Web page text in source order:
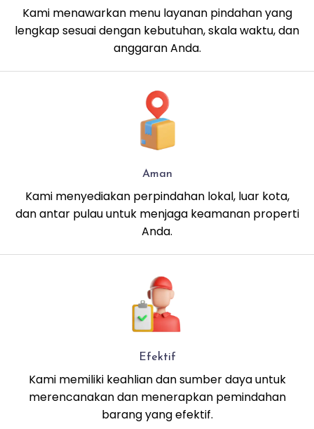
Kami menawarkan menu layanan pindahan yang
lengkap sesuai dengan kebutuhan, skala waktu, dan
anggaran Anda.
Aman
Kami menyediakan perpindahan lokal, luar kota,
dan antar pulau untuk menjaga keamanan properti
Anda.
Efektif
Kami memiliki keahlian dan sumber daya untuk
merencanakan dan menerapkan pemindahan
barang yang efektif.